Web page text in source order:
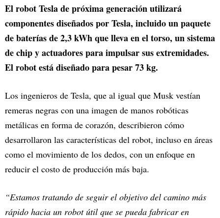
El robot Tesla de próxima generación utilizará
componentes diseñados por Tesla, incluido un paquete
de baterías de 2,3 kWh que lleva en el torso, un sistema
de chip y actuadores para impulsar sus extremidades.
El robot está diseñado para pesar 73 kg.
Los ingenieros de Tesla, que al igual que Musk vestían
remeras negras con una imagen de manos robóticas
metálicas en forma de corazón, describieron cómo
desarrollaron las características del robot, incluso en áreas
como el movimiento de los dedos, con un enfoque en
reducir el costo de producción más baja.
“Estamos tratando de seguir el objetivo del camino más
rápido hacia un robot útil que se pueda fabricar en